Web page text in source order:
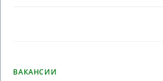
ВАКАНСИИ